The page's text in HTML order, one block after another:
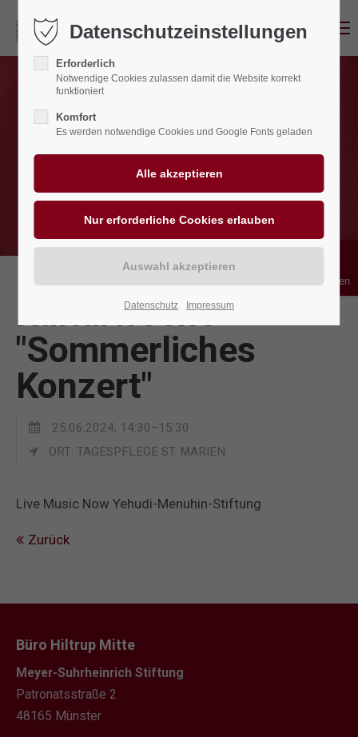
Menu
Kulturwoche
"Sommerliches
Konzert"
25.06.2024, 14:30–15:30
ORT: TAGESPFLEGE ST. MARIEN
Live Music Now Yehudi-Menuhin-Stiftung
Zurück
Büro Hiltrup Mitte
Meyer-Suhrheinrich Stiftung
Patronatsstraße 2
48165 Münster
Datenschutzeinstellungen
Erforderlich
Notwendige Cookies zulassen damit die Website korrekt
funktioniert
Komfort
Es werden notwendige Cookies und Google Fonts geladen
Datenschutz Impressum
Bedienhilfen